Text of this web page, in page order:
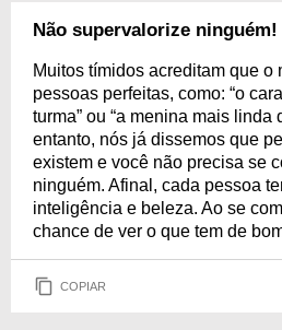
Não supervalorize ninguém!
Muitos tímidos acreditam que o
pessoas perfeitas, como: “o
turma” ou “a menina mais linda
entanto, nós já dissemos que
existem e você não precisa se
ninguém. Afinal, cada pessoa
inteligência e beleza. Ao se
chance de ver o que tem de
COPIAR